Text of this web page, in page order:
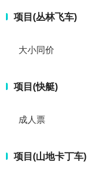
项目(丛林飞车)
大小同价
项目(快艇)
成人票
项目(山地卡丁车)